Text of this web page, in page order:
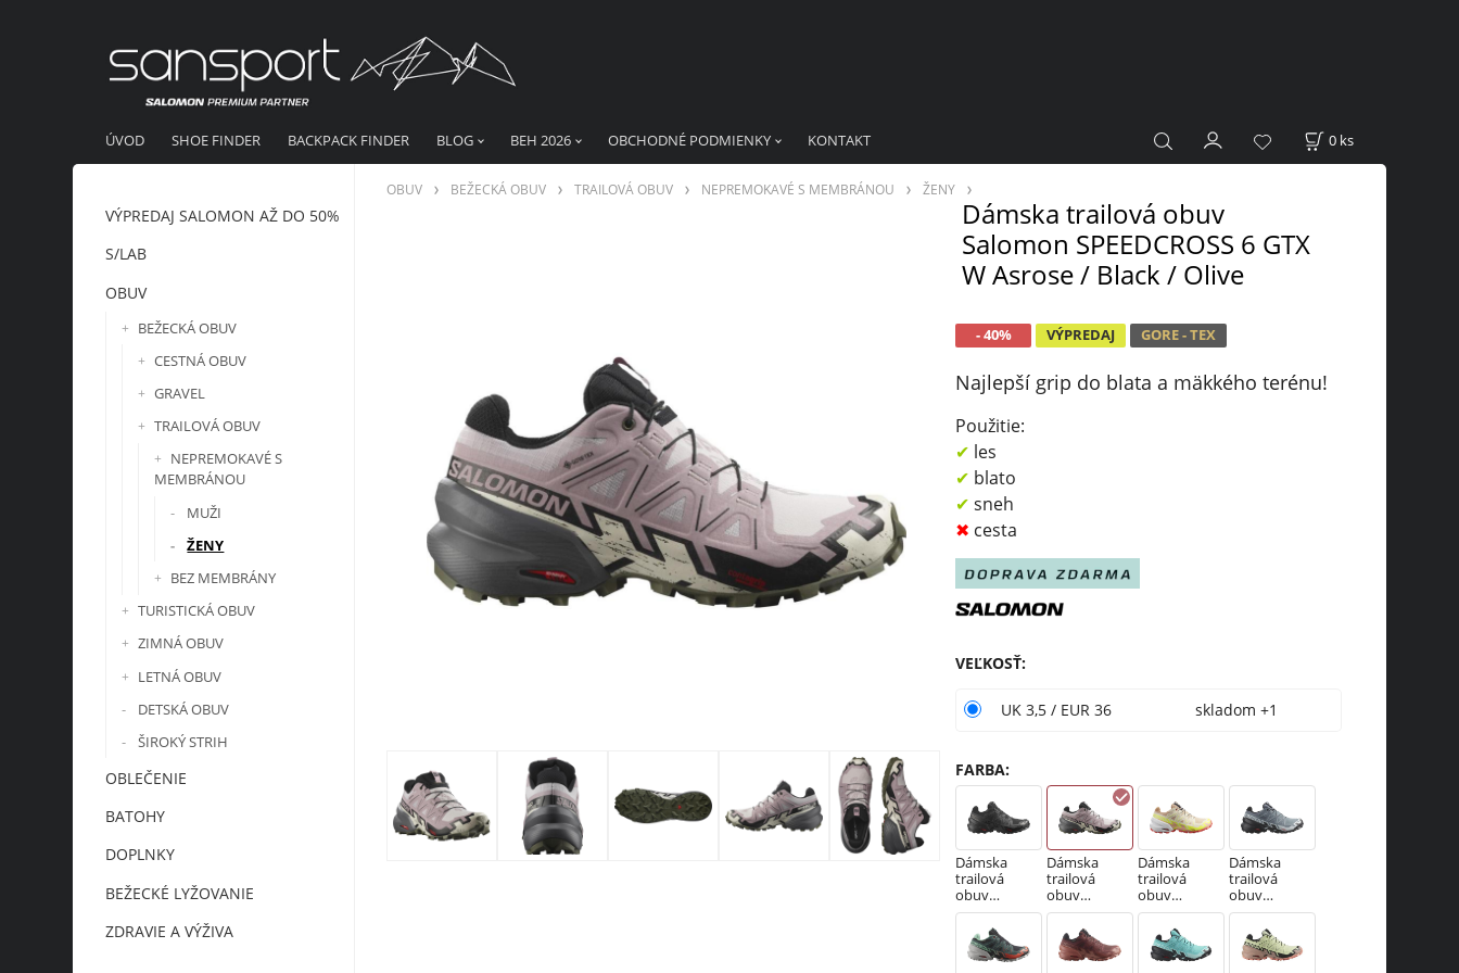
ÚVOD SHOE FINDER BACKPACK FINDER BLOG BEH 2026 OBCHODNÉ PODMIENKY KONTAKT 0 ks
VÝPREDAJ SALOMON AŽ DO 50%
S/LAB
OBUV
BEŽECKÁ OBUV
CESTNÁ OBUV
GRAVEL
TRAILOVÁ OBUV
NEPREMOKAVÉ S
MEMBRÁNOU
MUŽI
ŽENY
BEZ MEMBRÁNY
TURISTICKÁ OBUV
ZIMNÁ OBUV
LETNÁ OBUV
DETSKÁ OBUV
ŠIROKÝ STRIH
OBLEČENIE
BATOHY
DOPLNKY
BEŽECKÉ LYŽOVANIE
ZDRAVIE A VÝŽIVA
OBUV BEŽECKÁ OBUV TRAILOVÁ OBUV NEPREMOKAVÉ S MEMBRÁNOU ŽENY
Dámska trailová obuv
Salomon SPEEDCROSS 6 GTX
W Asrose / Black / Olive
- 40% VÝPREDAJ GORE - TEX
Najlepší grip do blata a mäkkého terénu!
Použitie:
✔ les
✔ blato
✔ sneh
✖ cesta
VEĽKOSŤ:
UK 3,5 / EUR 36 skladom +1
FARBA:
Dámska
trailová
obuv
Salomon
SPEEDCROS
S 6 GTX W
Black /
Dámska
trailová
obuv
Salomon
SPEEDCROS
S 6 GTX W
Asrose /
Dámska
trailová
obuv
Salomon
SPEEDCROS
S 6 GTX W
Hazelnut /
Dámska
trailová
obuv
Salomon
SPEEDCROS
S 6 GTX W
Flint/Black/